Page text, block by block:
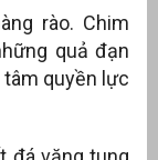
rào. Chim
quả đạn
tâm quyền lực